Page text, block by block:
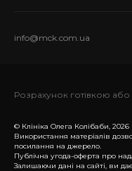
info@mck.com.ua
© Клініка Олега Колібаби, 2026
Використання матеріалів
посилання на джерело.
Публічна угода-оферта про
Залишаючи дані на сайті, ви
Розрахунок готівкою